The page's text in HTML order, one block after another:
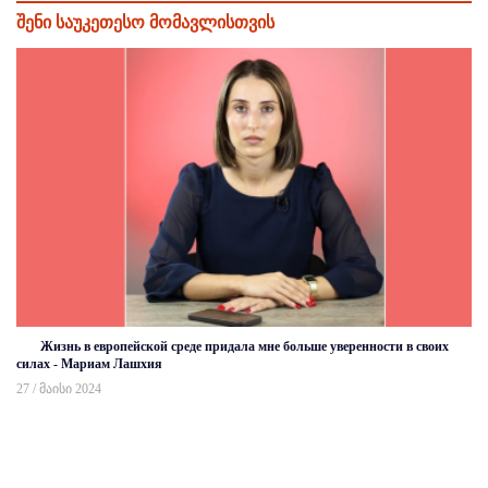
შენი საუკეთესო მომავლისთვის
Жизнь в европейской среде придала мне больше уверенности в своих
силах - Мариам Лашхия
27 / მაისი 2024